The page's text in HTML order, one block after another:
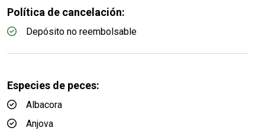
Política de cancelación:
Depósito no reembolsable
Especies de peces:
Albacora
Anjova